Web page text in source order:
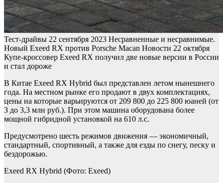
Тест-драйвы 22 сентября 2023 Несравненные и несравнимые.
Новый Exeed RX против Porsche Macan Новости 22 октября
Купе-кроссовер Exeed RX получил две новые версии в России
и стал дороже
В Китае Exeed RX Hybrid был представлен летом нынешнего
года. На местном рынке его продают в двух комплектациях,
цены на которые варьируются от 209 800 до 225 800 юаней (от
3 до 3,3 млн руб.). При этом машина оборудована более
мощной гибридной установкой на 610 л.с.
Предусмотрено шесть режимов движения — экономичный,
стандартный, спортивный, а также для езды по снегу, песку и
бездорожью.
Exeed RX Hybrid (Фото: Exeed)